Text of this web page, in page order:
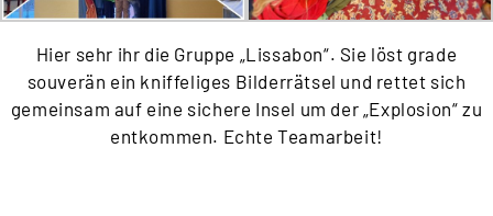
Hier sehr ihr die Gruppe „Lissabon“. Sie löst grade
souverän ein kniffeliges Bilderrätsel und rettet sich
gemeinsam auf eine sichere Insel um der „Explosion“ zu
entkommen. Echte Teamarbeit!